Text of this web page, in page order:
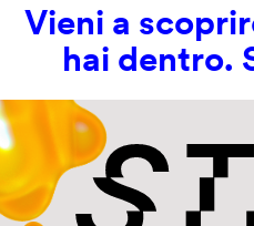
Vieni a
hai dentro.